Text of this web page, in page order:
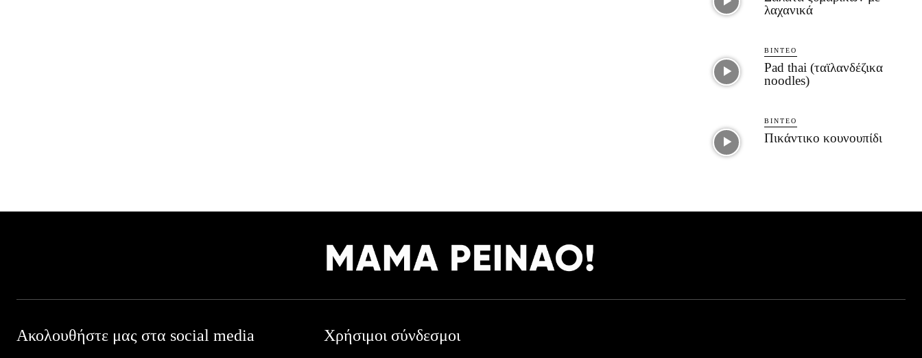
λαχανικά
ΒΊΝΤΕΟ
Pad thai (ταϊλανδέζικα
noodles)
ΒΊΝΤΕΟ
Πικάντικο κουνουπίδι
Ακολουθήστε μας στα social media Χρήσιμοι σύνδεσμοι